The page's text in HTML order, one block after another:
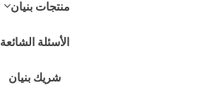
منتجات بنيان
الأسئلة الشائعة
شريك بنيان